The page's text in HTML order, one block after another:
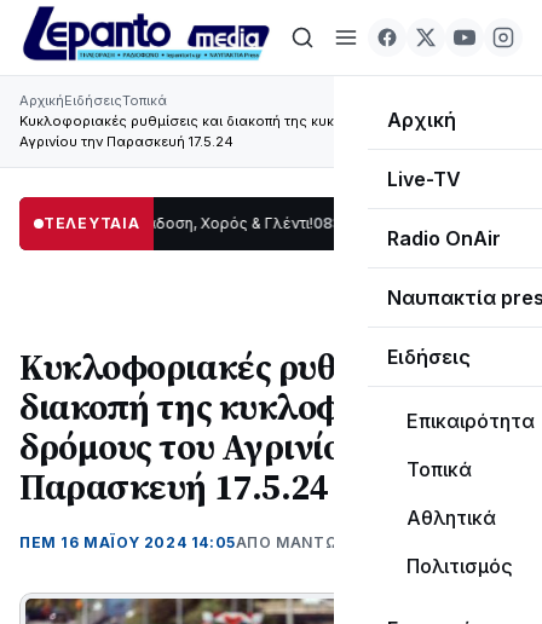
Αρχική
Live-TV
Radio OnAir
Ναυπακτία
Ειδήσεις
Επικαιρότητα
Τοπικά
Αθλητικά
Πολιτισμός
ΑρχικήΕιδήσειςΤοπικά
Κυκλοφοριακές ρυθμίσεις και διακοπή της κυκλοφορίας σε δρόμους του
Αγρινίου την Παρασκευή 17.5.24
ΤΕΛΕΥΤΑΙΑ
Παράδοση, Χορός & Γλέντι! 08:41 ΤΟ ΠΑΡΤΥ ΣΥΝΕΧΙΖΕΤΑΙ…
Κυκλοφοριακές ρυθμίσεις και
διακοπή της κυκλοφορίας σε
δρόμους του Αγρινίου την
Παρασκευή 17.5.24
ΠΕΜ 16 ΜΑΪΟΥ 2024 14:05ΑΠΌ ΜΑΝΤΩ ΚΑΠΕΝΤΖΩΝΗ